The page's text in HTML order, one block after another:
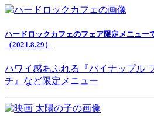
ハードロックカフェのフェア限定メニュー
（2021.8.29）
ハワイ感あふれる『パイナップル
チ』など限定メニュー